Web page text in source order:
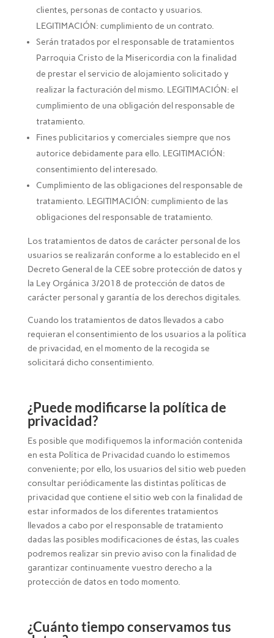
clientes, personas de contacto y usuarios.
LEGITIMACIÓN: cumplimiento de un contrato.
Serán tratados por el responsable de tratamientos
Parroquia Cristo de la Misericordia con la finalidad
de prestar el servicio de alojamiento solicitado y
realizar la facturación del mismo. LEGITIMACIÓN: el
cumplimiento de una obligación del responsable de
tratamiento.
Fines publicitarios y comerciales siempre que nos
autorice debidamente para ello. LEGITIMACIÓN:
consentimiento del interesado.
Cumplimiento de las obligaciones del responsable de
tratamiento. LEGITIMACIÓN: cumplimiento de las
obligaciones del responsable de tratamiento.
Los tratamientos de datos de carácter personal de los
usuarios se realizarán conforme a lo establecido en el
Decreto General de la CEE sobre protección de datos y
la Ley Orgánica 3/2018 de protección de datos de
carácter personal y garantía de los derechos digitales.
Cuando los tratamientos de datos llevados a cabo
requieran el consentimiento de los usuarios a la política
de privacidad, en el momento de la recogida se
solicitará dicho consentimiento.
¿Puede modificarse la política de
privacidad?
Es posible que modifiquemos la información contenida
en esta Política de Privacidad cuando lo estimemos
conveniente; por ello, los usuarios del sitio web pueden
consultar periódicamente las distintas políticas de
privacidad que contiene el sitio web con la finalidad de
estar informados de los diferentes tratamientos
llevados a cabo por el responsable de tratamiento
dadas las posibles modificaciones de éstas, las cuales
podremos realizar sin previo aviso con la finalidad de
garantizar continuamente vuestro derecho a la
protección de datos en todo momento.
¿Cuánto tiempo conservamos tus